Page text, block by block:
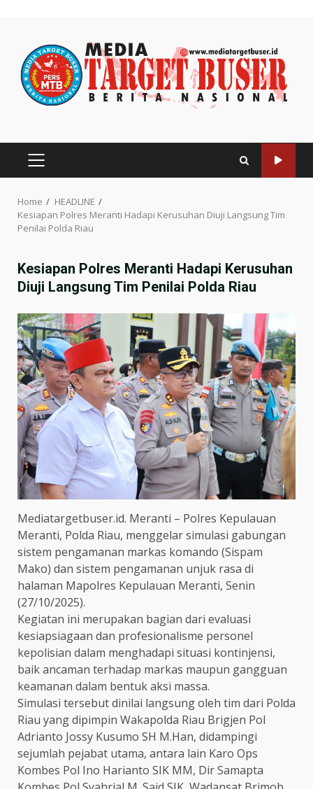
content
PRIMARY
Home
HEADLINE
Kesiapan Polres Meranti Hadapi Kerusuhan Diuji Langsung Tim
Penilai Polda Riau
Kesiapan Polres Meranti Hadapi Kerusuhan
Diuji Langsung Tim Penilai Polda Riau
Mediatargetbuser.id. Meranti – Polres Kepulauan
Meranti, Polda Riau, menggelar simulasi gabungan
sistem pengamanan markas komando (Sispam
Mako) dan sistem pengamanan unjuk rasa di
halaman Mapolres Kepulauan Meranti, Senin
(27/10/2025).
Kegiatan ini merupakan bagian dari evaluasi
kesiapsiagaan dan profesionalisme personel
kepolisian dalam menghadapi situasi kontinjensi,
baik ancaman terhadap markas maupun gangguan
keamanan dalam bentuk aksi massa.
Simulasi tersebut dinilai langsung oleh tim dari Polda
Riau yang dipimpin Wakapolda Riau Brigjen Pol
Adrianto Jossy Kusumo SH M.Han, didampingi
sejumlah pejabat utama, antara lain Karo Ops
Kombes Pol Ino Harianto SIK MM, Dir Samapta